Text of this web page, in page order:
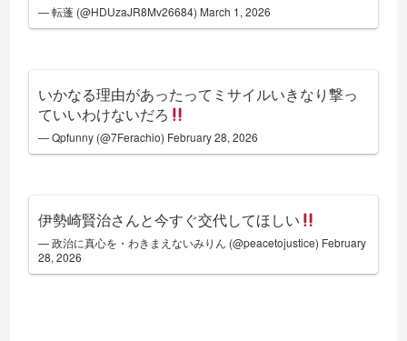
— 転蓬 (@HDUzaJR8Mv26684) March 1, 2026
いかなる理由があったってミサイルいきなり撃っ
ていいわけないだろ
— Qpfunny (@7Ferachio) February 28, 2026
伊勢崎賢治さんと今すぐ交代してほしい
— 政治に真心を・わきまえないみりん (@peacetojustice) February
28, 2026